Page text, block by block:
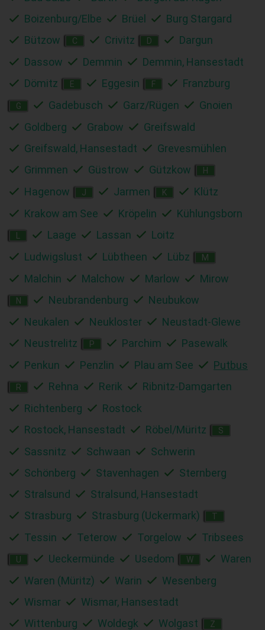
Boizenburg/Elbe
Brüel
Burg Stargard
Bützow
C Crivitz D
Dargun
Dassow
Demmin
Demmin, Hansestadt
Dömitz
E Eggesin F Franzburg
G Gadebusch Garz/Rügen
Gnoien
Goldberg
Grabow
Greifswald
Greifswald, Hansestadt
Grevesmühlen
Grimmen
Güstrow Gützkow H
Hagenow J Jarmen K
Klütz
Krakow am See
Kröpelin Kühlungsborn
Laage Lassan
Loitz
Ludwigslust
Lübtheen Lübz M
Malchin Malchow Marlow Mirow
N Neubrandenburg
Neubukow
Neukalen
Neukloster
Neustadt-Glewe
Neustrelitz
P Parchim
Pasewalk
Penkun
Penzlin Plau am See Putbus
R Rehna Rerik
Ribnitz-Damgarten
Richtenberg
Rostock
Rostock, Hansestadt
Röbel/Müritz S
Sassnitz Schwaan
Schwerin
Schönberg
Stavenhagen
Sternberg
Stralsund
Stralsund, Hansestadt
Strasburg
Strasburg (Uckermark) T
Tessin Teterow Torgelow Tribsees
U Ueckermünde Usedom W
Waren
Waren (Müritz)
Warin
Wesenberg
Wismar
Wismar, Hansestadt
Wittenburg
Woldegk Wolgast Z